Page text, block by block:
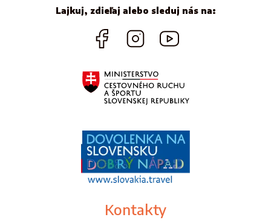
Lajkuj, zdieľaj alebo sleduj nás na:
Kontakty